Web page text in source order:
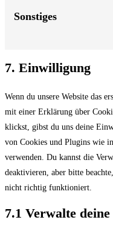
Sonstiges
7. Einwilligung
Wenn du unsere Website das
mit einer Erklärung über
klickst, gibst du uns deine
von Cookies und Plugins wie
verwenden. Du kannst die
deaktivieren, aber bitte
nicht richtig funktioniert.
7.1 Verwalte